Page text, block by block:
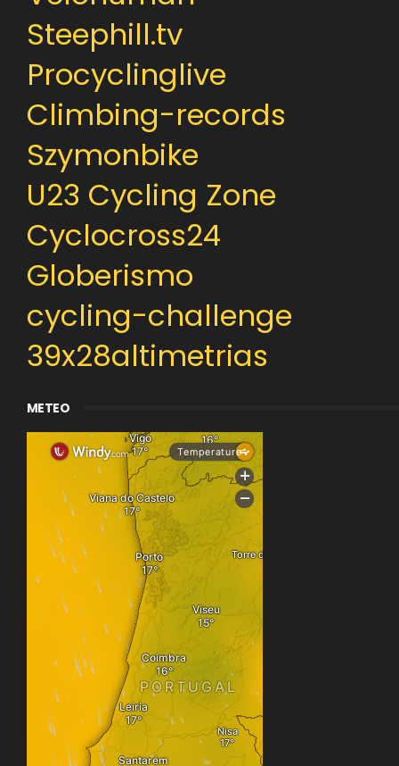
Steephill.tv
Procyclinglive
Climbing-records
Szymonbike
U23 Cycling Zone
Cyclocross24
Globerismo
cycling-challenge
39x28altimetrias
METEO